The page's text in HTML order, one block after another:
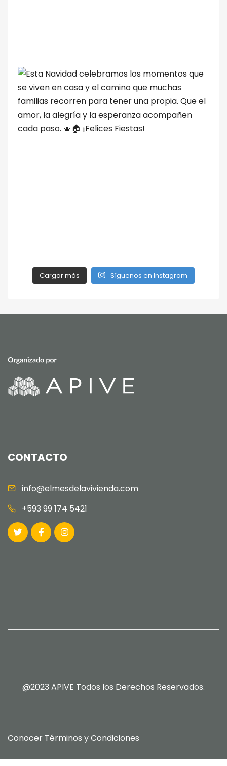
Cargar más Síguenos en Instagram
CONTACTO
info@elmesdelavivienda.com
+593 99 174 5421
@2023 APIVE Todos los Derechos Reservados.
Conocer Términos y Condiciones